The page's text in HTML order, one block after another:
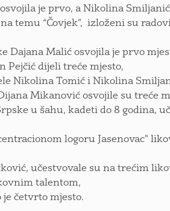
je prvo, a Nikolina
temu “Čovjek”, izloženi su
Dajana Malić osvojila je prvo
Pejčić dijeli treće mjesto,
Nikolina Tomić i Nikolina
Mikanović osvojile su treće
u šahu, kadeti do 8 godina,
logoru Jasenovac"
učestvovale su na trećim
talentom,
četvrto mjesto.